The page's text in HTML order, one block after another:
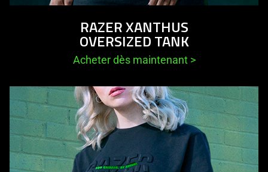
RAZER XANTHUS
OVERSIZED TANK
Acheter dès maintenant >